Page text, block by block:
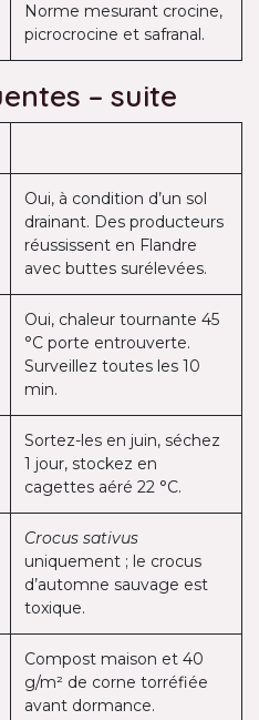
Norme mesurant crocine,
picrocrocine et safranal.
– suite
Oui, à condition d’un sol
drainant. Des producteurs
réussissent en Flandre
avec buttes surélevées.
Oui, chaleur tournante 45
°C porte entrouverte.
Surveillez toutes les 10
min.
Sortez-les en juin, séchez
1 jour, stockez en
cagettes aéré 22 °C.
Crocus sativus
uniquement ; le crocus
d’automne sauvage est
toxique.
Compost maison et 40
g/m² de corne torréfiée
avant dormance.